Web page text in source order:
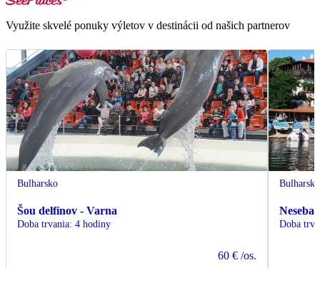
Využite skvelé ponuky výletov v destinácii od našich partnerov
Bulharsko
Šou delfínov - Varna
Doba trvania: 4 hodiny
60 € /os.
Bulharsko
Doba